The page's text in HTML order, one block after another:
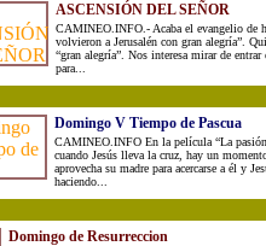
ASCENSIÓN DEL SEÑOR
CAMINEO.INFO.- Acaba el evangelio de
volvieron a Jerusalén con gran alegría”.
“gran alegría”. Nos interesa mirar de
para...
Domingo V Tiempo de Pascua
CAMINEO.INFO En la película “La
cuando Jesús lleva la cruz, hay un
aprovecha su madre para acercarse a él y
haciendo...
Domingo de Resurreccion